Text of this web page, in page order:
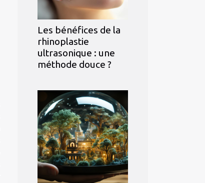
Les bénéfices de la
rhinoplastie
ultrasonique : une
méthode douce ?